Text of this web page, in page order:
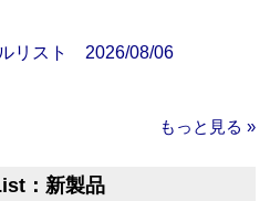
リスト 2026/08/06
もっと見る »
：新製品